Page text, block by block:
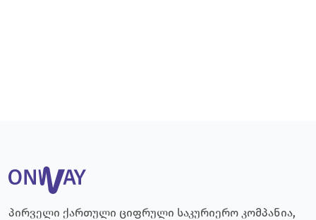
პირველი ქართული ციფრული საკურიერო კომპანია,